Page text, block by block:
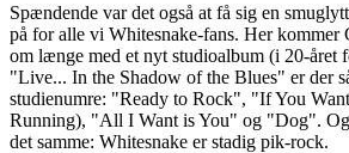
Spændende var det også at få sig en
på for alle vi Whitesnake-fans. Her kommer
om længe med et nyt studioalbum (i 20-året
"Live... In the Shadow of the Blues" er der
studienumre: "Ready to Rock", "If You
Running), "All I Want is You" og "Dog".
det samme: Whitesnake er stadig pik-rock.